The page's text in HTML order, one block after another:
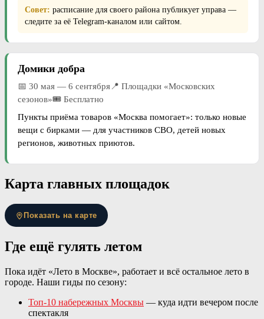
Совет: расписание для своего района публикует управа —
следите за её Telegram-каналом или сайтом.
Домики добра
📅 30 мая — 6 сентября📍 Площадки «Московских
сезонов»🎟 Бесплатно
Пункты приёма товаров «Москва помогает»: только новые
вещи с бирками — для участников СВО, детей новых
регионов, животных приютов.
Карта главных площадок
Показать на карте
Где ещё гулять летом
Пока идёт «Лето в Москве», работает и всё остальное лето в
городе. Наши гиды по сезону:
Топ-10 набережных Москвы — куда идти вечером после
спектакля